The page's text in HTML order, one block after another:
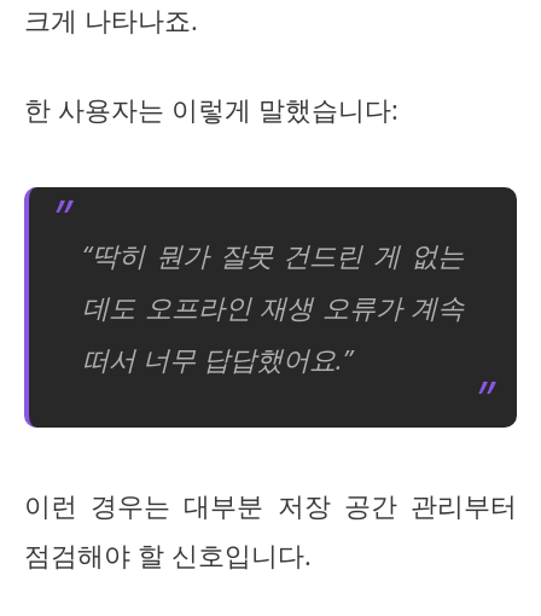
크게 나타나죠.
한 사용자는 이렇게 말했습니다:
“딱히 뭔가 잘못 건드린 게 없는
데도 오프라인 재생 오류가 계속
떠서 너무 답답했어요.”
이런 경우는 대부분 저장 공간 관리부터
점검해야 할 신호입니다.